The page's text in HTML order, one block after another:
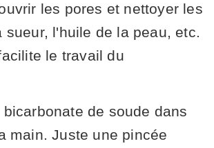
les pores et nettoyer les
sueur, l'huile de la peau, etc.
le travail du
bicarbonate de soude dans
main. Juste une pincée